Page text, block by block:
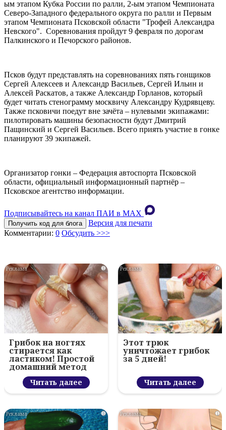
ым этапом Кубка России по ралли, 2-ым этапом Чемпионата
Северо-Западного федерального округа по ралли и Первым
этапом Чемпионата Псковской области "Трофей Александра
Невского". Соревнования пройдут 9 февраля по дорогам
Палкинского и Печорского районов.
Псков будут представлять на соревнованиях пять гонщиков
Сергей Алексеев и Александр Васильев, Сергей Ильин и
Алексей Раскатов, а также Александр Горланов, который
будет читать стенограмму москвичу Александру Кудрявцеву.
Также псковичи поедут вне зачёта – нулевыми экипажами:
пилотировать машины безопасности будут Дмитрий
Пащинский и Сергей Васильев. Всего приять участие в гонке
планируют 39 экипажей.
Организатор гонки – Федерация автоспорта Псковской
области, официальный информационный партнёр –
Псковское агентство информации.
Подписывайтесь на канал ПАИ в MAХ
Получить код для блога
Версия для печати
Комментарии: 0 Обсудить >>>
i
Грибок на ногтях
стирается как
ластиком! Простой
домашний метод
Читать далее
i
Этот трюк
уничтожает грибок
за 5 дней!
Читать далее
i i